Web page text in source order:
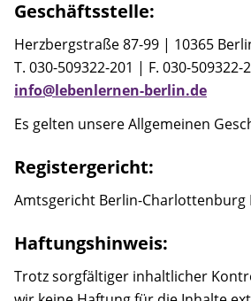
Kooperationsmitglieder
Suche
Geschäftsstelle:
Herzbergstraße 87-99 | 10365
T. 030-509322-201 | F. 030-509322-
info@lebenlernen-berlin.de
Es gelten unsere Allgemeinen
Registergericht:
Amtsgericht Berlin-Charlottenburg
Haftungshinweis:
Trotz sorgfältiger inhaltlicher